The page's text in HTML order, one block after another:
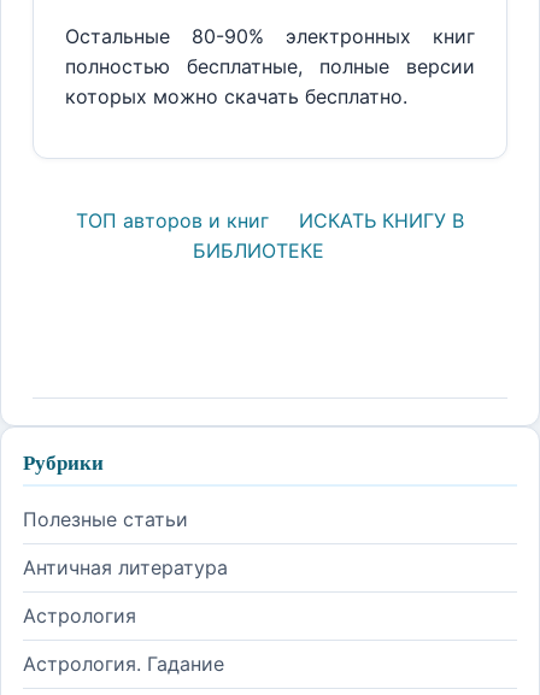
Остальные 80-90% электронных книг
полностью бесплатные, полные версии
которых можно скачать бесплатно.
ТОП авторов и книг
ИСКАТЬ КНИГУ В
БИБЛИОТЕКЕ
Рубрики
Полезные статьи
Античная литература
Астрология
Астрология. Гадание